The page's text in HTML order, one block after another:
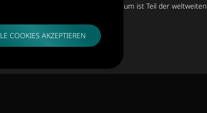
Dieses Museum ist Teil der weltweiten
COOKIES AKZEPTIEREN